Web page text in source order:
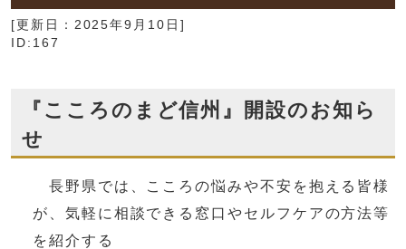
[更新日： 2025年9月10日 ]
ID:167
『こころのまど信州』開設のお知ら
せ
長野県では、こころの悩みや不安を抱える皆様
が、気軽に相談できる窓口やセルフケアの方法等
を紹介する